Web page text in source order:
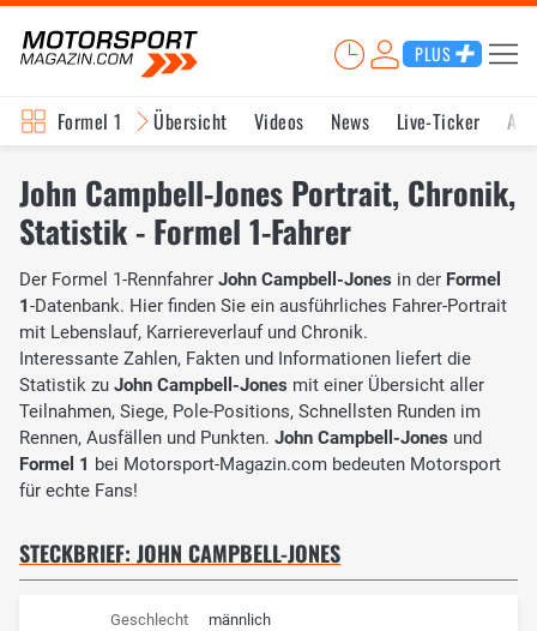
PLUS
Formel 1 Übersicht Videos News Live-Ticker
John Campbell-Jones Portrait, Chronik,
Statistik - Formel 1-Fahrer
Der Formel 1-Rennfahrer John Campbell-Jones in der Formel
1-Datenbank. Hier finden Sie ein ausführliches Fahrer-Portrait
mit Lebenslauf, Karriereverlauf und Chronik.
Interessante Zahlen, Fakten und Informationen liefert die
Statistik zu John Campbell-Jones mit einer Übersicht aller
Teilnahmen, Siege, Pole-Positions, Schnellsten Runden im
Rennen, Ausfällen und Punkten. John Campbell-Jones und
Formel 1 bei Motorsport-Magazin.com bedeuten Motorsport
für echte Fans!
STECKBRIEF: JOHN CAMPBELL-JONES
Geschlecht männlich